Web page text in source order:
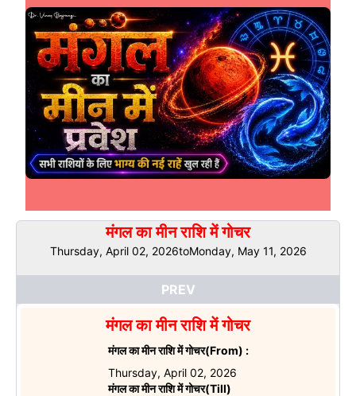
मंगल का मीन राशि में गोचर
Thursday, April 02, 2026toMonday, May 11, 2026
PREV
मंगल का मीन राशि में गोचर
मंगल का मीन राशि में गोचर(From) :
Thursday, April 02, 2026
मंगल का मीन राशि में गोचर(Till)